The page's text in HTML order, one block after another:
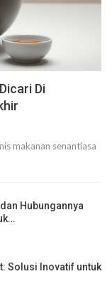
Di
makanan senantiasa
Hubungannya
Solusi Inovatif untuk